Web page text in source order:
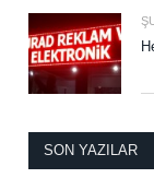
SON YAZILAR